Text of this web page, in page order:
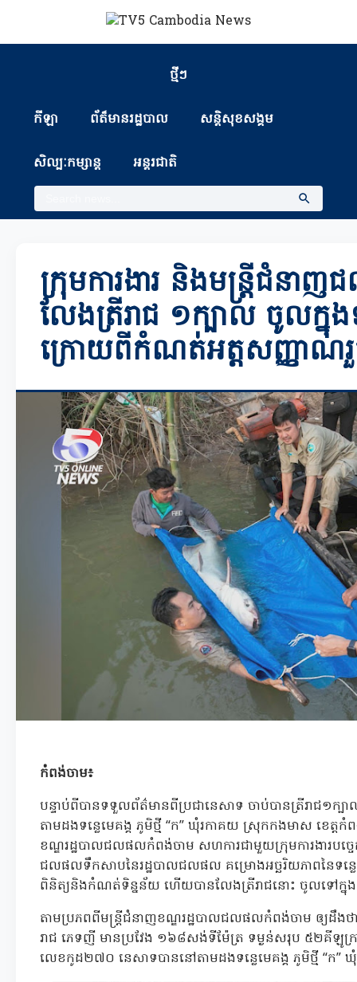
ថ្មីៗ
កីឡា ព័ត៏មានរដ្ឋបាល សន្តិសុខសង្គម
សិល្បៈកម្សាន្ត អន្តរជាតិ
ក្រុមការងារ និងមន្ត្រីជំនា
លែងត្រីរាជ ១ក្បាល ចូលក្នុង
ក្រោយពីកំណត់អត្តសញ្ញាណ
កំពង់ចាម៖
បន្ទាប់ពីបានទទួលព័ត៌មានពីប្រជានេសាទ ចាប់បានត្រីរាជ
តាមដងទន្លេមេគង្គ ភូមិថ្មី “ក” ឃុំរកាគយ ស្រុកកងមាស ខេត្ត
ខណ្ឌរដ្ឋបាលជលផលកំពង់ចាម សហការជាមួយក្រុមការងារបច្ចេ
ជលផលទឹកសាបនៃរដ្ឋបាលជលផល គម្រោងអច្ឆរិយភាពនៃទន្លេ
ពិនិត្យនិងកំណត់ទិន្នន័យ ហើយបានលែងត្រីរាជនោះ ចូលទៅក្នុងទ
តាមប្រភពពីមន្ត្រីជំនាញខណ្ឌរដ្ឋបាលជលផលកំពង់ចាម ឲ្យដឹងថ
រាជ ភេទញី មានប្រវែង ១៦៨សង់ទីម៉ែត្រ ទម្ងន់សរុប ៥២គីឡូក្
លេខកូដ២៧០ នេសាទបាននៅតាមដងទន្លេមេគង្គ ភូមិថ្មី “ក